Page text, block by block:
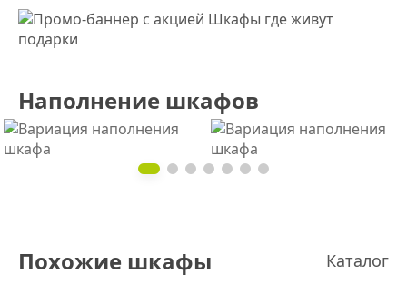
Наполнение шкафов
Похожие шкафы Каталог